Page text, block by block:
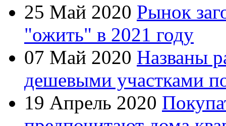
25 Май 2020 Рынок
"ожить" в 2021 году
07 Май 2020 Названы
дешевыми участками
19 Апрель 2020